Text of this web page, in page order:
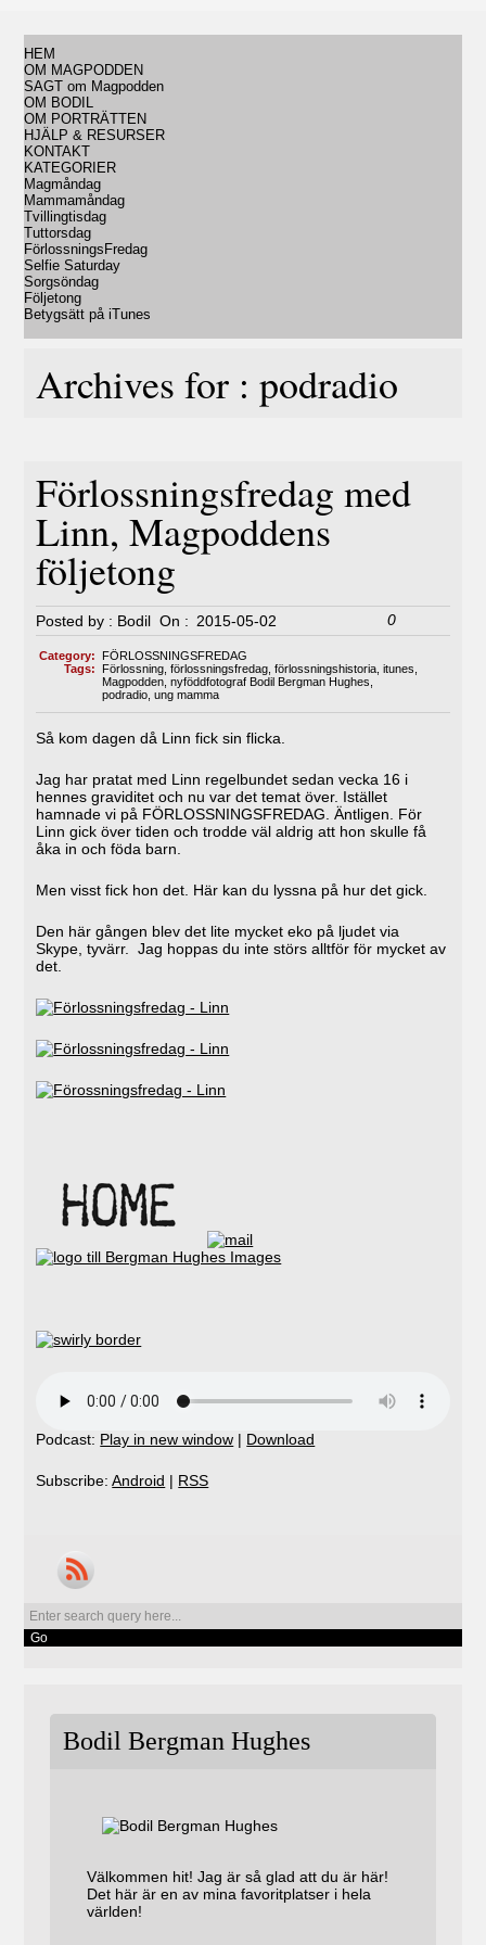
HEM
OM MAGPODDEN
SAGT om Magpodden
OM BODIL
OM PORTRÄTTEN
HJÄLP & RESURSER
KONTAKT
KATEGORIER
Magmåndag
Mammamåndag
Tvillingtisdag
Tuttorsdag
FörlossningsFredag
Selfie Saturday
Sorgsöndag
Följetong
Betygsätt på iTunes
Archives for : podradio
Förlossningsfredag med
Linn, Magpoddens
följetong
Posted by : Bodil On : 2015-05-02 0
Category:
FÖRLOSSNINGSFREDAG
Tags:
Förlossning, förlossningsfredag, förlossningshistoria, itunes
Magpodden, nyföddfotograf Bodil Bergman Hughes
podradio, ung mamma
Så kom dagen då Linn fick sin flicka.
Jag har pratat med Linn regelbundet sedan vecka 16 i
hennes graviditet och nu var det temat över. Istället
hamnade vi på FÖRLOSSNINGSFREDAG. Äntligen. För
Linn gick över tiden och trodde väl aldrig att hon skulle få
åka in och föda barn.
Men visst fick hon det. Här kan du lyssna på hur det gick.
Den här gången blev det lite mycket eko på ljudet via
Skype, tyvärr. Jag hoppas du inte störs alltför för mycket av
det.
Podcast: Play in new window | Download
Subscribe:Android | RSS
Bodil Bergman Hughes
Välkommen hit! Jag är så glad att du är här!
Det här är en av mina favoritplatser i hela
världen!